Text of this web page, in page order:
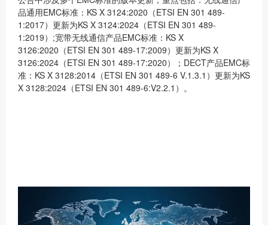
品通用EMC标准：KS X 3124:2020（ETSI EN 301 489-
1:2017）更新为KS X 3124:2024（ETSI EN 301 489-
1:2019）;宽带无线通信产品EMC标准：KS X
3126:2020（ETSI EN 301 489-17:2009）更新为KS X
3126:2024（ETSI EN 301 489-17:2020）；DECT产品EMC标
准：KS X 3128:2014（ETSI EN 301 489-6 V.1.3.1）更新为KS
X 3128:2024（ETSI EN 301 489-6:V2.2.1）。